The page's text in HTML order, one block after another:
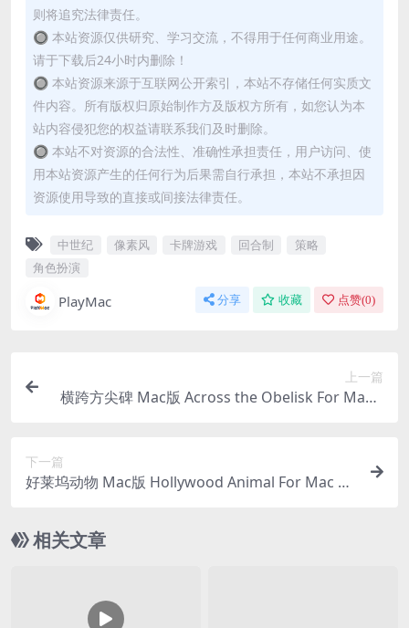
则将追究法律责任。
🔘 本站资源仅供研究、学习交流，不得用于任何商业用途。
请于下载后24小时内删除！
🔘 本站资源来源于互联网公开索引，本站不存储任何实质文
件内容。所有版权归原始制作方及版权方所有，如您认为本
站内容侵犯您的权益请联系我们及时删除。
🔘 本站不对资源的合法性、准确性承担责任，用户访问、使
用本站资源产生的任何行为后果需自行承担，本站不承担因
资源使用导致的直接或间接法律责任。
中世纪 像素风 卡牌游戏 回合制
策略
角色扮演
PlayMac 分享 收藏 点赞(0)
上一篇
横跨方尖碑 Mac版 Across the Obelisk For Mac v
下一篇
好莱坞动物 Mac版 Hollywood Animal For Mac v
相关文章